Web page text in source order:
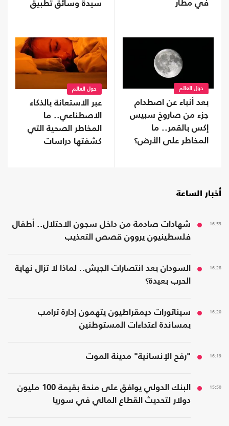
في مطار
سيدة وسائق تطبيق
حول العالم
بعد أنباء عن اصطدام
جزء من صاروخ سبيس
إكس بالقمر.. ما
المخاطر على الأرض؟
حول العالم
عبر الاستعانة بالذكاء
الاصطناعي.. ما
المخاطر الصحية التي
كشفتها دراسات
أخبار الساعة
16:53
شهادات صادمة من داخل سجون الاحتلال.. أطفال
فلسطينيون يروون قصص التعذيب
16:28
السودان بعد انتصارات الجيش.. لماذا لا تزال نهاية
الحرب بعيدة؟
16:20
سيناتورات ديمقراطيون يتهمون إدارة ترامب
بمساندة اعتداءات المستوطنين
16:19 "رفح الإنسانية" مدينة الموت
15:50
البنك الدولي يوافق على منحة بقيمة 100 مليون
دولار لتحديث القطاع المالي في سوريا